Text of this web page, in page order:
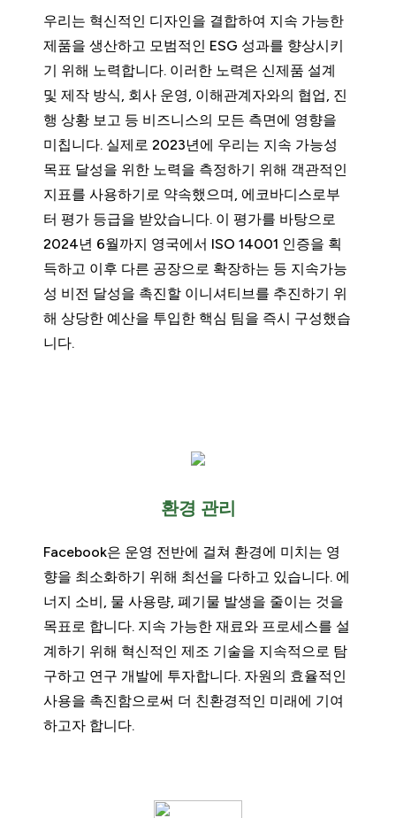
우리는 혁신적인 디자인을 결합하여 지속 가능한
제품을 생산하고 모범적인 ESG 성과를 향상시키
기 위해 노력합니다. 이러한 노력은 신제품 설계
및 제작 방식, 회사 운영, 이해관계자와의 협업, 진
행 상황 보고 등 비즈니스의 모든 측면에 영향을
미칩니다. 실제로 2023년에 우리는 지속 가능성
목표 달성을 위한 노력을 측정하기 위해 객관적인
지표를 사용하기로 약속했으며, 에코바디스로부
터 평가 등급을 받았습니다. 이 평가를 바탕으로
2024년 6월까지 영국에서 ISO 14001 인증을 획
득하고 이후 다른 공장으로 확장하는 등 지속가능
성 비전 달성을 촉진할 이니셔티브를 추진하기 위
해 상당한 예산을 투입한 핵심 팀을 즉시 구성했습
니다.
환경 관리
Facebook은 운영 전반에 걸쳐 환경에 미치는 영
향을 최소화하기 위해 최선을 다하고 있습니다. 에
너지 소비, 물 사용량, 폐기물 발생을 줄이는 것을
목표로 합니다. 지속 가능한 재료와 프로세스를 설
계하기 위해 혁신적인 제조 기술을 지속적으로 탐
구하고 연구 개발에 투자합니다. 자원의 효율적인
사용을 촉진함으로써 더 친환경적인 미래에 기여
하고자 합니다.